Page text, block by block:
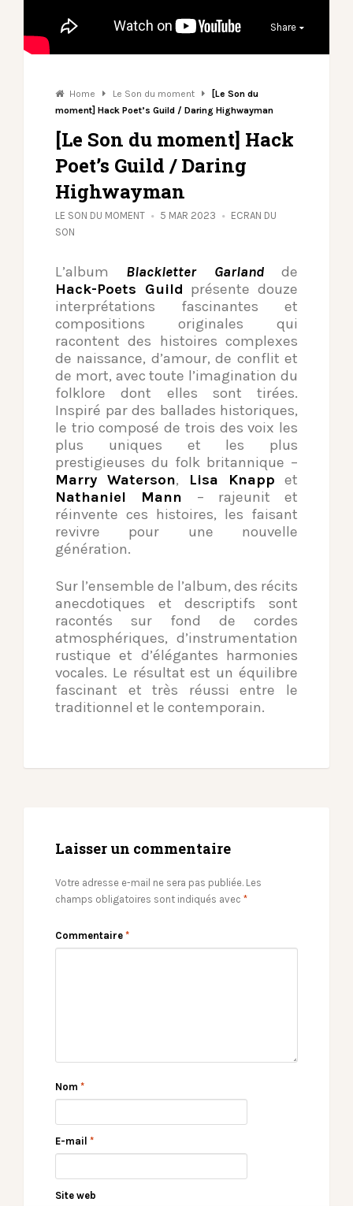
Share
Home Le Son du moment
[Le Son du
moment] Hack Poet’s Guild / Daring Highwayman
[Le Son du moment] Hack
Poet’s Guild / Daring
Highwayman
LE SON DU MOMENT 5 MAR 2023
ECRAN DU
SON
L’album Blackletter Garland
de
Hack-Poets Guild présente douze
interprétations fascinantes et
compositions originales qui
racontent des histoires complexes
de naissance, d’amour, de conflit et
de mort, avec toute l’imagination du
folklore dont elles sont tirées.
Inspiré par des ballades historiques,
le trio composé de trois des voix les
plus uniques et les plus
prestigieuses du folk britannique –
Marry Waterson, Lisa Knapp et
Nathaniel Mann – rajeunit et
réinvente ces histoires, les faisant
revivre pour une nouvelle
génération.
Sur l’ensemble de l’album, des récits
anecdotiques et descriptifs sont
racontés sur fond de cordes
atmosphériques, d’instrumentation
rustique et d’élégantes harmonies
vocales. Le résultat est un équilibre
fascinant et très réussi entre le
traditionnel et le contemporain.
Laisser un commentaire
Votre adresse e-mail ne sera pas publiée. Les
champs obligatoires sont indiqués avec *
Commentaire *
Nom *
E-mail *
Site web